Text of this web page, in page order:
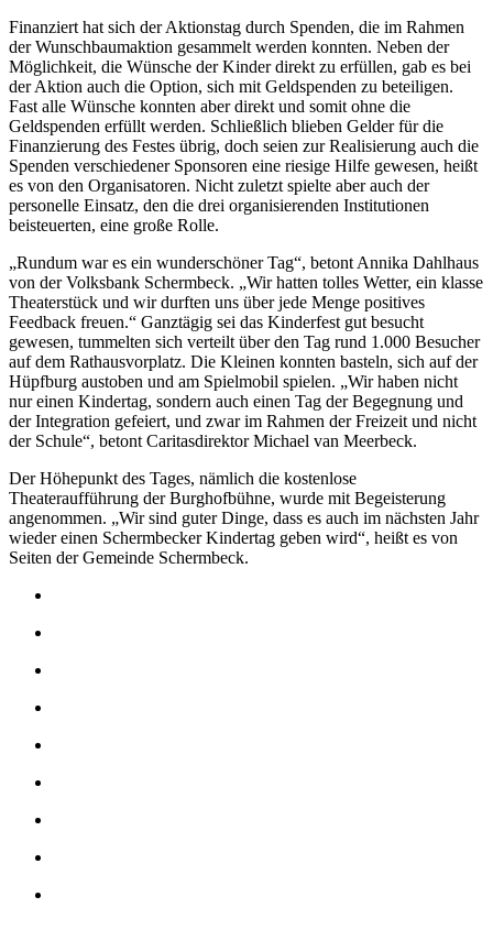
Finanziert hat sich der Aktionstag durch Spenden, die im Rahmen
der Wunschbaumaktion gesammelt werden konnten. Neben der
Möglichkeit, die Wünsche der Kinder direkt zu erfüllen, gab es bei
der Aktion auch die Option, sich mit Geldspenden zu beteiligen.
Fast alle Wünsche konnten aber direkt und somit ohne die
Geldspenden erfüllt werden. Schließlich blieben Gelder für die
Finanzierung des Festes übrig, doch seien zur Realisierung auch die
Spenden verschiedener Sponsoren eine riesige Hilfe gewesen, heißt
es von den Organisatoren. Nicht zuletzt spielte aber auch der
personelle Einsatz, den die drei organisierenden Institutionen
beisteuerten, eine große Rolle.
„Rundum war es ein wunderschöner Tag“, betont Annika Dahlhaus
von der Volksbank Schermbeck. „Wir hatten tolles Wetter, ein klasse
Theaterstück und wir durften uns über jede Menge positives
Feedback freuen.“ Ganztägig sei das Kinderfest gut besucht
gewesen, tummelten sich verteilt über den Tag rund 1.000 Besucher
auf dem Rathausvorplatz. Die Kleinen konnten basteln, sich auf der
Hüpfburg austoben und am Spielmobil spielen. „Wir haben nicht
nur einen Kindertag, sondern auch einen Tag der Begegnung und
der Integration gefeiert, und zwar im Rahmen der Freizeit und nicht
der Schule“, betont Caritasdirektor Michael van Meerbeck.
Der Höhepunkt des Tages, nämlich die kostenlose
Theateraufführung der Burghofbühne, wurde mit Begeisterung
angenommen. „Wir sind guter Dinge, dass es auch im nächsten Jahr
wieder einen Schermbecker Kindertag geben wird“, heißt es von
Seiten der Gemeinde Schermbeck.